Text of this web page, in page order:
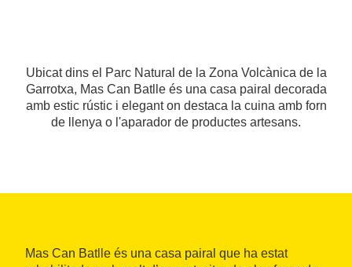
Ubicat dins el Parc Natural de la Zona Volcànica de la
Garrotxa, Mas Can Batlle és una casa pairal decorada
amb estic rústic i elegant on destaca la cuina amb forn
de llenya o l'aparador de productes artesans.
Mas Can Batlle és una casa pairal que ha estat